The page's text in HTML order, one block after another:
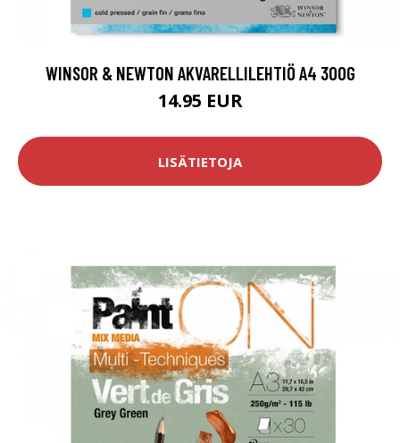
WINSOR & NEWTON AKVARELLILEHTIÖ A4 300G
14.95 EUR
LISÄTIETOJA